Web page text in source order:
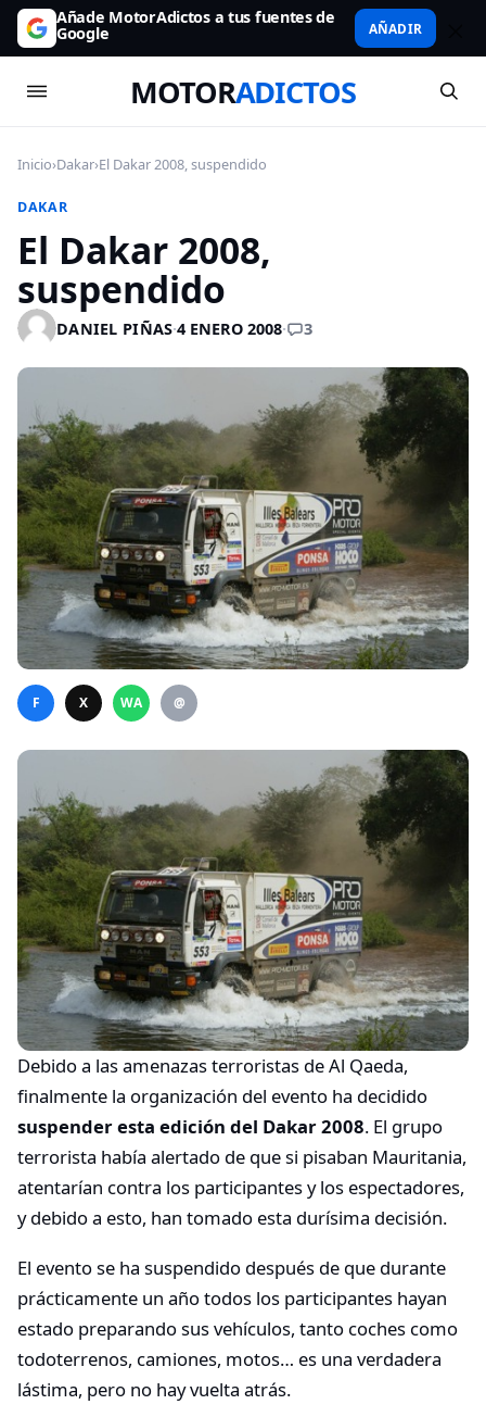
Añade MotorAdictos a tus fuentes de
Google AÑADIR
MOTORADICTOS
Inicio›Dakar›El Dakar 2008, suspendido
DAKAR
El Dakar 2008,
suspendido
DANIEL PIÑAS·4 ENERO 2008· 3
F X WA @
Debido a las amenazas terroristas de Al Qaeda,
finalmente la organización del evento ha decidido
suspender esta edición del Dakar 2008. El grupo
terrorista había alertado de que si pisaban Mauritania,
atentarían contra los participantes y los espectadores,
y debido a esto, han tomado esta durísima decisión.
El evento se ha suspendido después de que durante
prácticamente un año todos los participantes hayan
estado preparando sus vehículos, tanto coches como
todoterrenos, camiones, motos… es una verdadera
lástima, pero no hay vuelta atrás.